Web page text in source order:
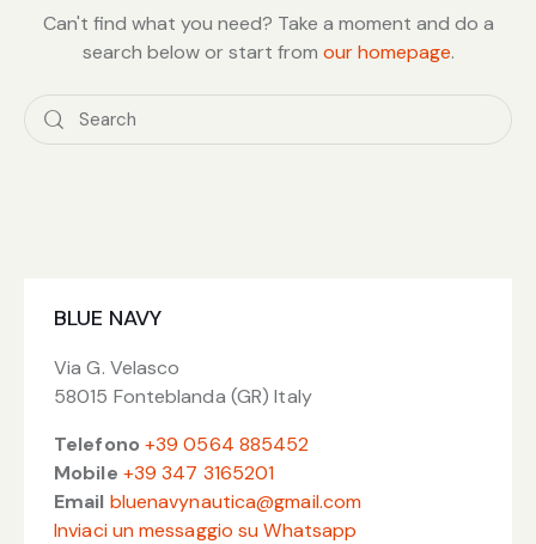
Can't find what you need? Take a moment and do a
search below or start from our homepage.
BLUE NAVY
Via G. Velasco
58015 Fonteblanda (GR) Italy
Telefono +39 0564 885452
Mobile +39 347 3165201
Email bluenavynautica@gmail.com
Inviaci un messaggio su Whatsapp